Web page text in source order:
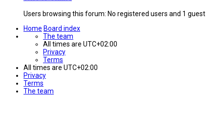
Users browsing this forum: No registered users and 1 guest
Home Board index
The team
All times are UTC+02:00
Privacy
Terms
All times are UTC+02:00
Privacy
Terms
The team